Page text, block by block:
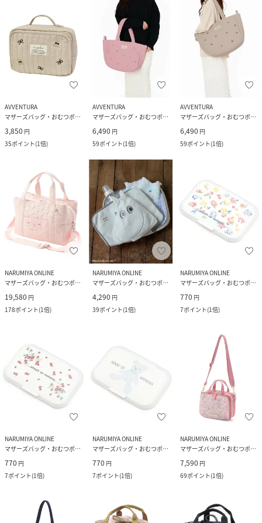
AVVENTURA
マザーズバッグ・おむつポーチ
3,850 円
35ポイント(1倍)
AVVENTURA
マザーズバッグ・おむつポーチ
6,490 円
59ポイント(1倍)
AVVENTURA
マザーズバッグ・おむつポーチ
6,490 円
59ポイント(1倍)
NARUMIYA ONLINE
マザーズバッグ・おむつポーチ
19,580 円
178ポイント(1倍)
NARUMIYA ONLINE
マザーズバッグ・おむつポーチ
4,290 円
39ポイント(1倍)
NARUMIYA ONLINE
マザーズバッグ・おむつポーチ
770 円
7ポイント(1倍)
NARUMIYA ONLINE
マザーズバッグ・おむつポーチ
770 円
7ポイント(1倍)
NARUMIYA ONLINE
マザーズバッグ・おむつポーチ
770 円
7ポイント(1倍)
NARUMIYA ONLINE
マザーズバッグ・おむつポーチ
7,590 円
69ポイント(1倍)